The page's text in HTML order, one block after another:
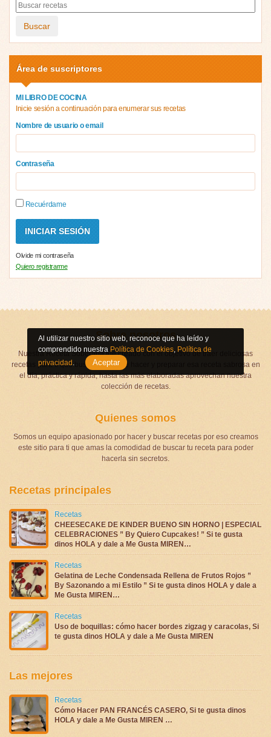
Buscar
Área de suscriptores
MI LIBRO DE COCINA
Inicie sesión a continuación para enumerar sus recetas
Nombre de usuario o email
Contraseña
Recuérdame
Olvide mi contraseña
Quiero registrarme
Sobre nosotros
Nuestra Receta Soberana fue creado con el objetivo de traer deliciosas
recetas para ti que buscas algo que hacer y preparar esa receta sabrosa en
el día, práctica y rápida, hasta las más elaboradas aprovechan nuestra
colección de recetas.
Quienes somos
Somos un equipo apasionado por hacer y buscar recetas por eso creamos
este sitio para ti que amas la comodidad de buscar tu receta para poder
hacerla sin secretos.
Recetas principales
Recetas
CHEESECAKE DE KINDER BUENO SIN HORNO | ESPECIAL
CELEBRACIONES ” By Quiero Cupcakes! ” Si te gusta
dinos HOLA y dale a Me Gusta MIREN…
Recetas
Gelatina de Leche Condensada Rellena de Frutos Rojos ”
By Sazonando a mi Estilo ” Si te gusta dinos HOLA y dale a
Me Gusta MIREN…
Recetas
Uso de boquillas: cómo hacer bordes zigzag y caracolas, Si
te gusta dinos HOLA y dale a Me Gusta MIREN
Las mejores
Recetas
Cómo Hacer PAN FRANCÉS CASERO, Si te gusta dinos
HOLA y dale a Me Gusta MIREN …
Al utilizar nuestro sitio web, reconoce que ha leído y
comprendido nuestra Política de Cookies, Política de
privacidad . Aceptar